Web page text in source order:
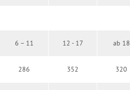
6 – 11 12 - 17 ab 18
286 352 320